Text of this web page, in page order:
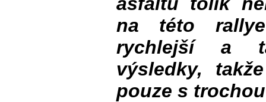
na této
rychlejší a
výsledky,
pouze s